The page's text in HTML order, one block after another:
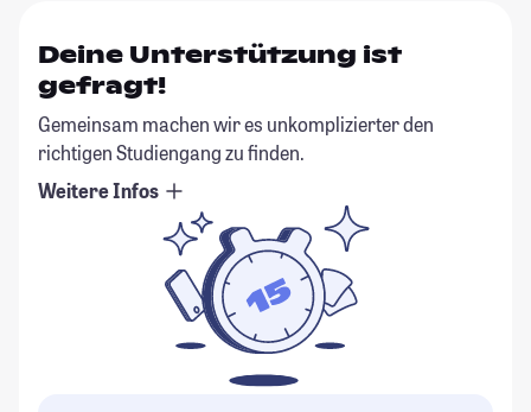
Deine Unterstützung ist
gefragt!
Gemeinsam machen wir es unkomplizierter den
richtigen Studiengang zu finden.
Weitere Infos